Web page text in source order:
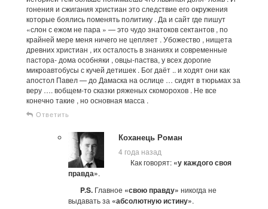
гонения и сжигания христиан это следствие его окружения
которые боялись поменять политику . Да и сайт где пишут
«слон с ежом не пара » — это чудо знатоков сектантов , по
крайней мере меня ничего не цепляет . Убожество , нищета
древних христиан , их осталость в знаниях и современные
пастора- дома особняки , овцы-паства, у всех дорогие
микроавтобусы с кучей детишек . Бог даёт .. и ходят они как
апостол Павел — до Дамаска на ослице … сидят в тюрьмах за
веру …. вобщем-то сказки ряженых скоморохов . Не все
конечно такие , но основная масса .
Ответить
Коханець Роман
4 года назад
Как говорят: «у каждого своя
правда».
P.S. Главное «свою правду» никогда не
выдавать за «абсолютную истину».